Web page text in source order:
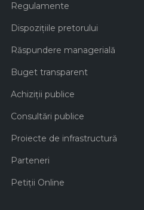
Regulamente
Dispozițiile pretorului
Răspundere managerială
Buget transparent
Achiziţii publice
Consultări publice
Proiecte de infrastructură
Parteneri
Petiții Online